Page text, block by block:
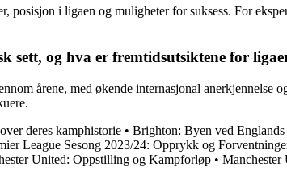
posisjon i ligaen og muligheter for suksess. For
og hva er fremtidsutsiktene for
årene, med økende internasjonal anerkjennelse
deres kamphistorie • Brighton: Byen ved Englands
League Sesong 2023/24: Opprykk og
United: Oppstilling og Kampforløp • Manchester